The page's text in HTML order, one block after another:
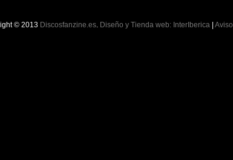
© 2013 Discosfanzine.es. Diseño y Tienda web: InterIberica|